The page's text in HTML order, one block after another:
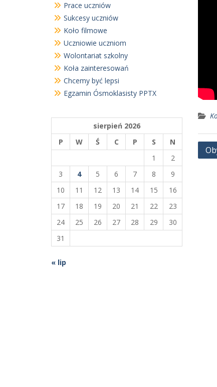
Prace uczniów
Sukcesy uczniów
Koło filmowe
Uczniowie uczniom
Wolontariat szkolny
Koła zainteresowań
Chcemy być lepsi
Egzamin Ósmoklasisty PPTX
sierpień 2026
P
W Ś C P S
N
1
2
3
4 5 6 7 8
9
10
11 12 13 14 15
16
17
18 19 20 21 22
23
24
25 26 27 28 29
30
31
« lip